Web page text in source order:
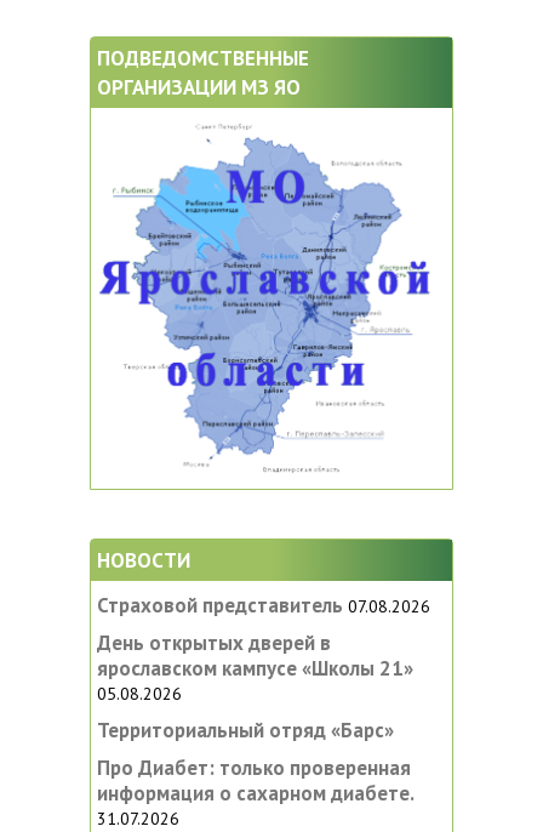
ПОДВЕДОМСТВЕННЫЕ
ОРГАНИЗАЦИИ МЗ ЯО
НОВОСТИ
Страховой представитель 07.08.2026
День открытых дверей в
ярославском кампусе «‎Школы 21»
05.08.2026
Территориальный отряд «Барс»
Про Диабет: только проверенная
информация о сахарном диабете.
31.07.2026